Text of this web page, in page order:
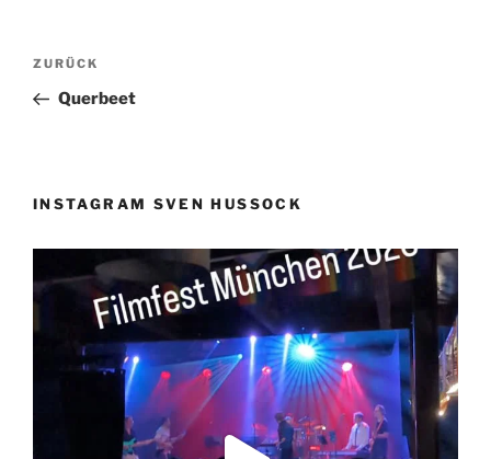
Beitragsnavigation
Vorheriger
Beitrag
ZURÜCK
Querbeet
INSTAGRAM SVEN HUSSOCK